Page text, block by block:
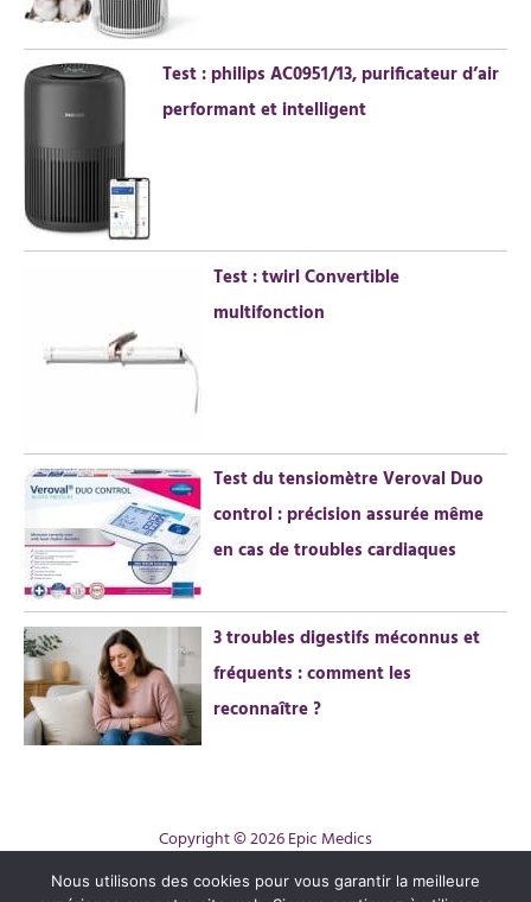
r
:
Test : philips AC0951/13, purificateur d’air
performant et intelligent
Test : twirl Convertible
multifonction
Test du tensiomètre Veroval Duo
control : précision assurée même
en cas de troubles cardiaques
3 troubles digestifs méconnus et
fréquents : comment les
reconnaître ?
Copyright © 2026 Epic Medics
Contact
Nous utilisons des cookies pour vous garantir la meilleure